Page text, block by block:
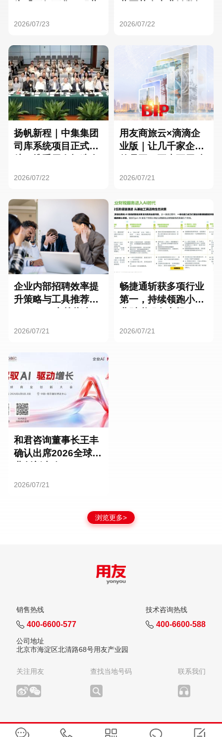
2026/07/23 2026/07/22
扬帆新程｜中集集团
司库系统项目正式启
2026/07/22
用友商旅云×滴滴企
业版｜让几千家企业
2026/07/21
企业内部招聘效率提
升策略与工具推荐：
2026/07/21
畅捷通斩获多项行业
第一，持续领跑小微
2026/07/21
和君咨询董事长王丰
确认出席2026全球商
2026/07/21
浏览更多>
销售热线
400-6600-577
技术咨询热线
400-6600-588
公司地址
北京市海淀区北清路68号用友产业园
关注用友 查找当地号码 联系我们
版权所有：用友网络科技股份有限公司